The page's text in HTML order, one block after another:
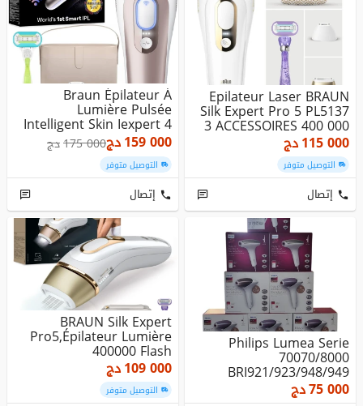
Epilateur Laser BRAUN
Silk Expert Pro 5 PL5137
3 ACCESSOIRES 400 000
F...
115 000دج
التوصيل متوفر
إتصال
Braun Épilateur À
Lumière Pulsée
Intelligent Skin Iexpert 4
Têtes Visa...
159 000دج175 000دج
التوصيل متوفر
إتصال
Philips Lumea Serie
70070/8000
BRI921/923/948/949
75 000دج
BRAUN Silk Expert
Pro5,épilateur Lumière
400000 Flash
Pochette,tête P...
109 000دج
التوصيل متوفر